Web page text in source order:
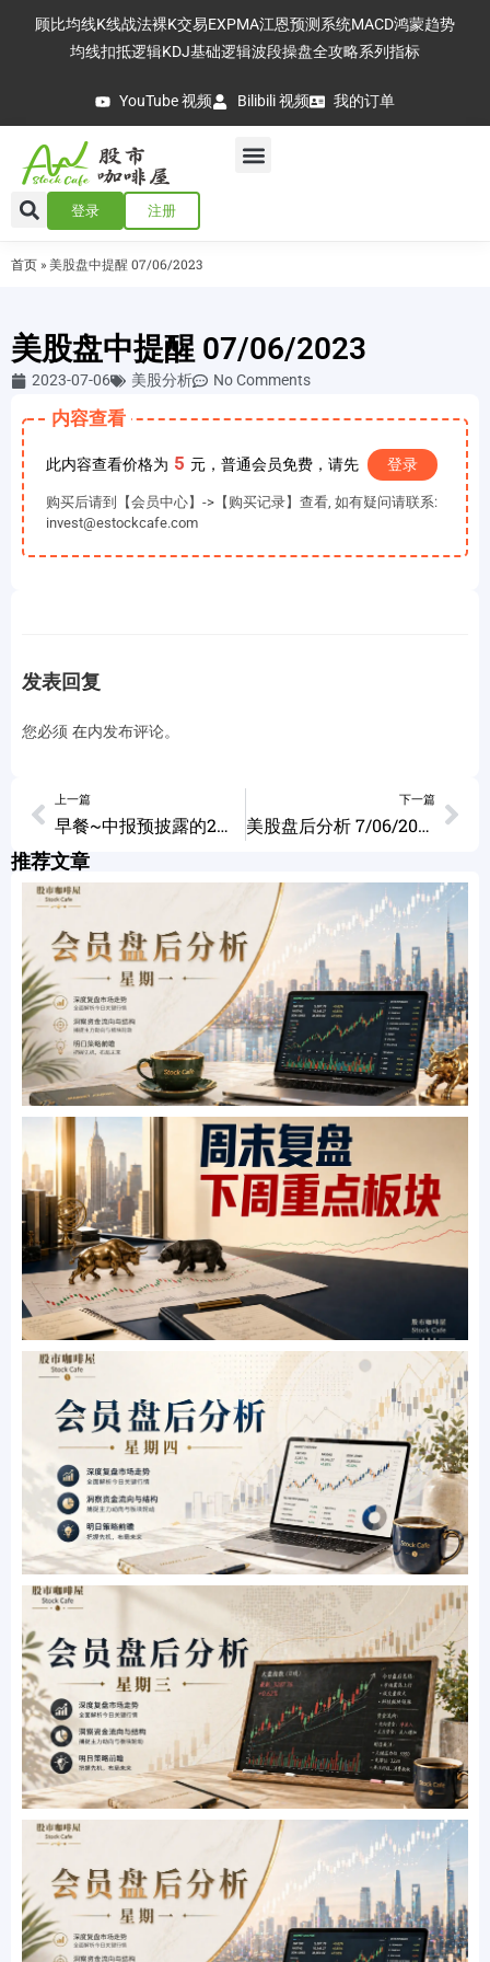
顾比均线K线战法裸K交易EXPMA江恩预测系统MACD鸿蒙趋势
均线扣抵逻辑KDJ基础逻辑波段操盘全攻略系列指标
YouTube 视频 Bilibili 视频 我的订单
登录 注册
首页 » 美股盘中提醒 07/06/2023
美股盘中提醒 07/06/2023
2023-07-06 美股分析 No Comments
内容查看
此内容查看价格为 5 元，普通会员免费，请先 登录
购买后请到【会员中心】->【购买记录】查看, 如有疑问请联系:
invest@estockcafe.com
发表回复
您必须 在内发布评论。
上一篇
早餐~中报预披露的2种观察! 07/06/2023
下一篇
美股盘后分析 7/06/2023
推荐文章